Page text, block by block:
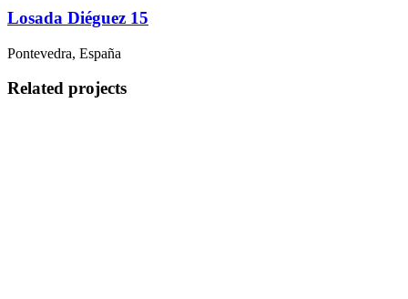
Losada Diéguez 15
Pontevedra, España
Related projects